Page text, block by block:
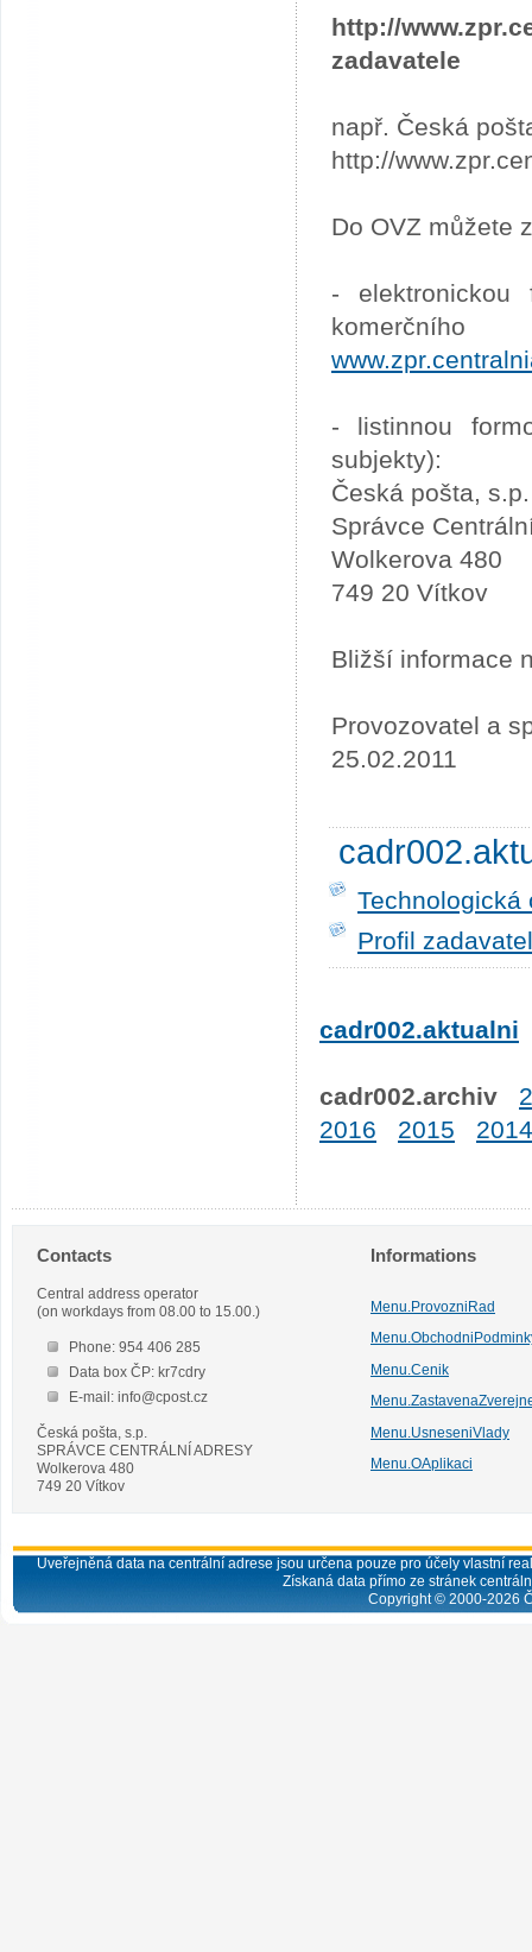
http://
zadavatele
např. Česká
http://
Do OVZ můžete
- elektronickou
- listinnou
subjekty):
Česká pošta, s.p.
Správce
Wolkerova 480
749 20 Vítkov
Bližší informace
Provozovatel a
25.02.2011
Technologická
Profil
cadr002.aktualni
cadr002.archiv
2016
2015 2014
Contacts
Central address operator
(on workdays from 08.00 to 15.00.)
Phone: 954 406 285
Data box ČP: kr7cdry
E-mail: info@cpost.cz
Česká pošta, s.p.
SPRÁVCE CENTRÁLNÍ ADRESY
Wolkerova 480
749 20 Vítkov
Informations
Menu.ProvozniRad
Menu.Cenik
Menu.UsneseniVlady
Menu.OAplikaci
Uveřejněná data na centrální adrese jsou určena pouze pro účely vlastní
Získaná data přímo ze stránek
Copyright © 2000-2026